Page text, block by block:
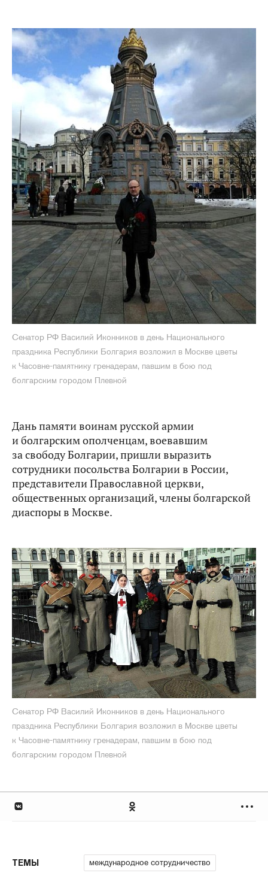
Сенатор РФ Василий Иконников в день Национального
праздника Республики Болгария возложил в Москве цветы
к Часовне-памятнику гренадерам, павшим в бою под
болгарским городом Плевной
Дань памяти воинам русской армии
и болгарским ополченцам, воевавшим
за свободу Болгарии, пришли выразить
сотрудники посольства Болгарии в России,
представители Православной церкви,
общественных организаций, члены болгарской
диаспоры в Москве.
Сенатор РФ Василий Иконников в день Национального
праздника Республики Болгария возложил в Москве цветы
к Часовне-памятнику гренадерам, павшим в бою под
болгарским городом Плевной
ТЕМЫ международное сотрудничество